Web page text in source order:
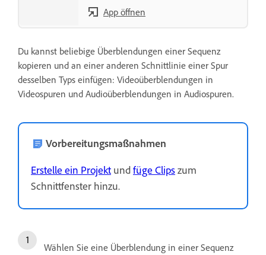
App öffnen
Du kannst beliebige Überblendungen einer Sequenz
kopieren und an einer anderen Schnittlinie einer Spur
desselben Typs einfügen: Videoüberblendungen in
Videospuren und Audioüberblendungen in Audiospuren.
Vorbereitungsmaßnahmen
Erstelle ein Projekt undfüge Clipszum
Schnittfenster hinzu.
Wählen Sie eine Überblendung in einer Sequenz